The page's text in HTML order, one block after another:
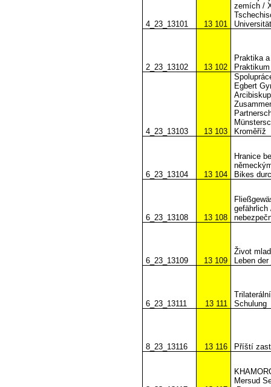
4_23_13101 13 101
zemích /
2_23_13102 13 102
Praktika
4_23_13103 13 103
Egbert
Kroměříž
6_23_13104 13 104
Hranice
Bikes
6_23_13108 13 108
gefährlich
6_23_13109 13 109
Život
Leben
6_23_13111 13 111
Schulung
8_23_13116 13 116 Příští
Mersud